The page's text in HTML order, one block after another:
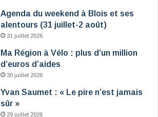
Agenda du weekend à Blois et ses
alentours (31 juillet-2 août)
31 juillet 2026
Ma Région à Vélo : plus d’un million
d’euros d’aides
30 juillet 2026
Yvan Saumet : « Le pire n’est jamais
sûr »
29 juillet 2026